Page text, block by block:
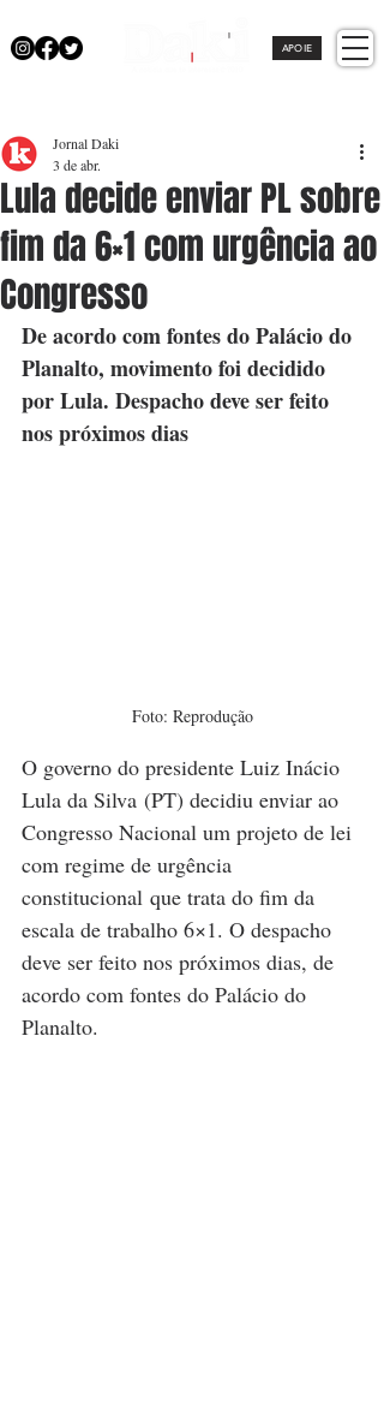
APOIE
Lula decide enviar PL sobre
fim da 6×1 com urgência ao
Congresso
Jornal Daki
3 de abr.
De acordo com fontes do Palácio do
Planalto, movimento foi decidido
por Lula. Despacho deve ser feito
nos próximos dias
Foto: Reprodução
O governo do presidente Luiz Inácio
Lula da Silva (PT) decidiu enviar ao
Congresso Nacional um projeto de lei
com regime de urgência
constitucional que trata do fim da
escala de trabalho 6×1. O despacho
deve ser feito nos próximos dias, de
acordo com fontes do Palácio do
Planalto.